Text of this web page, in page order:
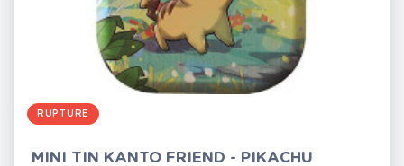
RUPTURE
MINI TIN KANTO FRIEND - PIKACHU